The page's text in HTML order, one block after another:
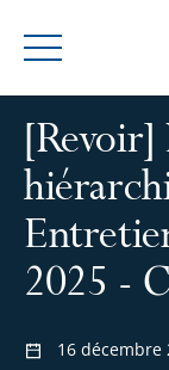
Menu
2025 -
16 décembre